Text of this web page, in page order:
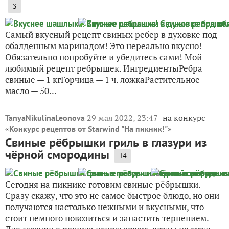
3
Самый вкусный рецепт свиных ребер в духовке под
обалденным маринадом! Это нереально вкусно!
Обязательно попробуйте и убедитесь сами! Мой
любимый рецепт ребрышек. ИнгредиентыРебра
свиные — 1 кгГорчица — 1 ч. ложкаРастительное
масло — 50...
TanyaNikulinaLeonova 29 мая 2022, 23:47 на конкурс
«Конкурс рецептов от Starwind "На пикник!"»
Свиные рёбрышки гриль в глазури из
чёрной смородины 14
Сегодня на пикнике готовим свиные рёбрышки.
Сразу скажу, что это не самое быстрое блюдо, но они
получаются настолько нежными и вкусными, что
стоит немного повозиться и запастить терпением.